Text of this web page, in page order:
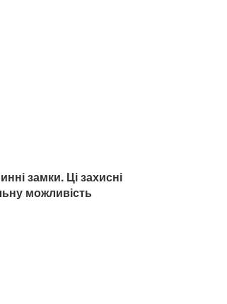
замки. Ці захисні
можливість